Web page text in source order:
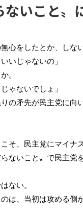
いこと〟
心をしたとか、しない
いじゃないの」
。
ゃないでしょ」
の矛先が民主党に向
そ、民主党にマイナ
ないこと〟で民主党
ない。
のは、当初は攻める